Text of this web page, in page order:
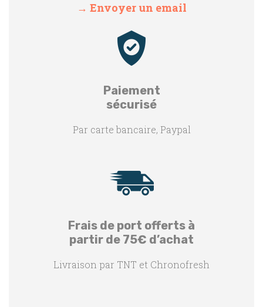
→ Envoyer un email
Paiement
sécurisé
Par carte bancaire, Paypal
Frais de port offerts à
partir de 75€ d’achat
Livraison par TNT et Chronofresh